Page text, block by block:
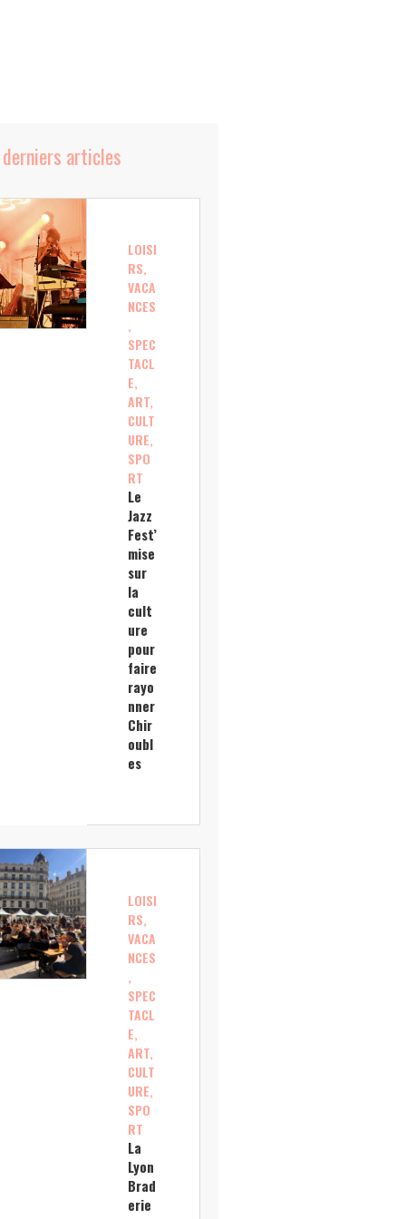
articles
LOISI
RS,
VACA
NCES
,
SPEC
TACL
E,
ART,
CULT
URE,
SPO
RT
Le
Jazz
Fest’
mise
sur
la
cult
ure
pour
faire
rayo
nner
Chir
oubl
es
LOISI
RS,
VACA
NCES
,
SPEC
TACL
E,
ART,
CULT
URE,
SPO
RT
La
Lyon
Brad
erie